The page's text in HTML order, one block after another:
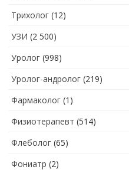
Трихолог (12)
УЗИ (2 500)
Уролог (998)
Уролог-андролог (219)
Фармаколог (1)
Физиотерапевт (514)
Флеболог (65)
Фониатр (2)